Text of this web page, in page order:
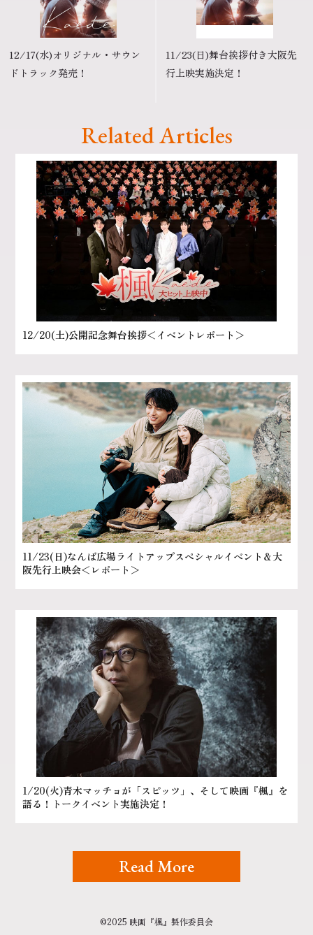
12/17(水)オリジナル・サウン
ドトラック発売！
11/23(日)舞台挨拶付き大阪先
行上映実施決定！
Related Articles
12/20(土)公開記念舞台挨拶＜イベントレポート＞
11/23(日)なんば広場ライトアップスペシャルイベント＆大
阪先行上映会＜レポート＞
1/20(火)青木マッチョが「スピッツ」、そして映画『楓』を
語る！トークイベント実施決定！
Read More
©2025 映画『楓』製作委員会